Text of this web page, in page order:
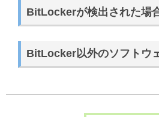
BitLockerが検出された場
BitLocker以外のソフトウ